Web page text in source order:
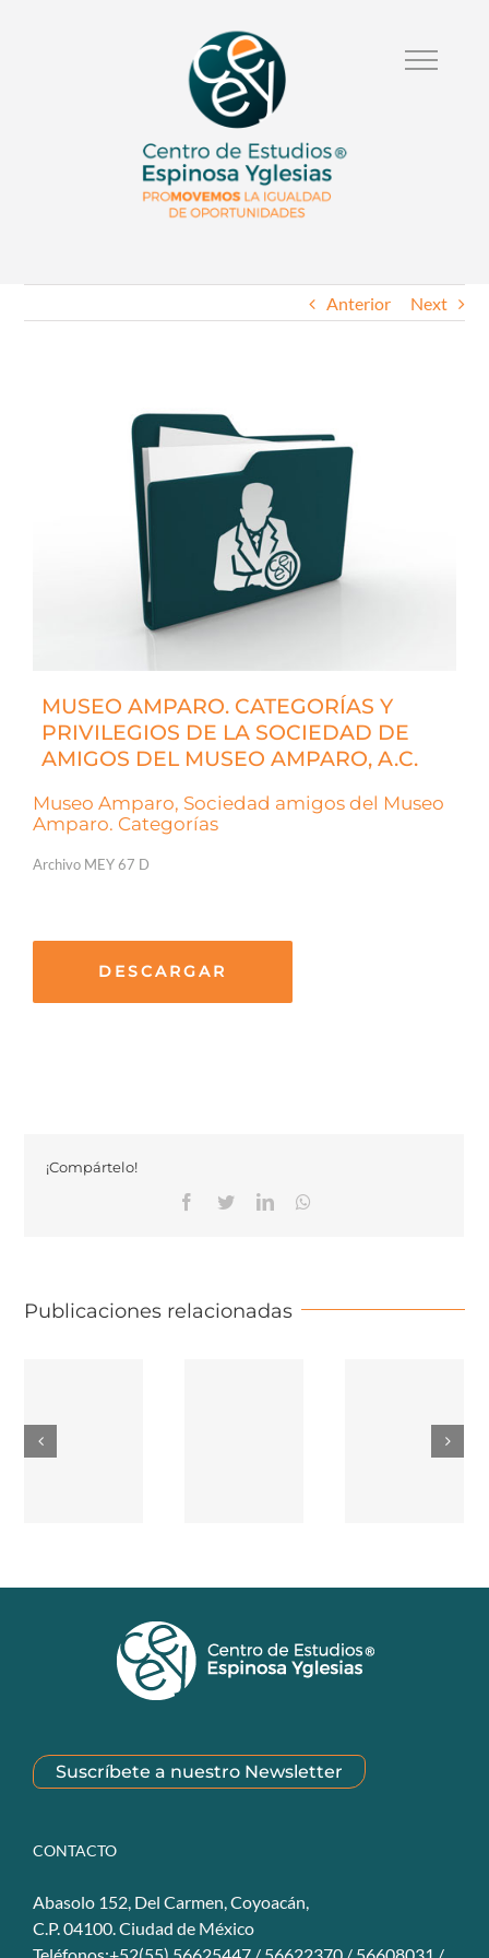
Anterior Next
MUSEO AMPARO. CATEGORÍAS Y
PRIVILEGIOS DE LA SOCIEDAD DE
AMIGOS DEL MUSEO AMPARO, A.C.
Museo Amparo, Sociedad amigos del Museo
Amparo. Categorías
Archivo MEY 67 D
DESCARGAR
¡Compártelo!
Facebook
TwitterLinkedinWhatsapp
Publicaciones relacionadas
Suscríbete a nuestro Newsletter
CONTACTO
Abasolo 152, Del Carmen, Coyoacán,
C.P. 04100. Ciudad de México